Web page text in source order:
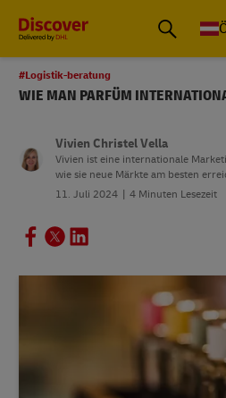
#Logistik-beratung
WIE MAN PARFÜM
Vivien Christel Vella
Vivien ist eine internationale
wie sie neue Märkte am besten
11. Juli 2024
4 Minuten Lesezeit